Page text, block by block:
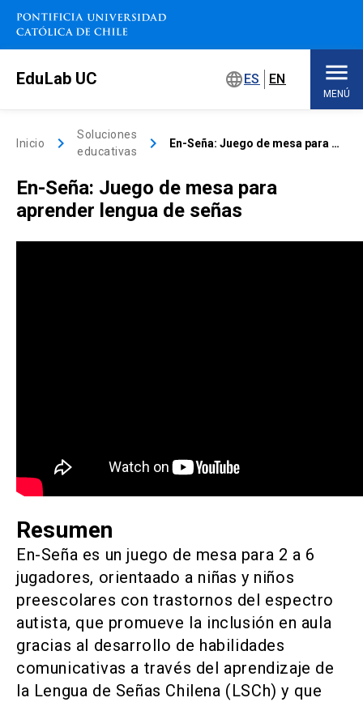
Saltar
contenido
EduLab UC languageES EN
MENÚ
Soluciones educativas
ACCESOS UC
Ir al sitio de la UC
(El
enlace
se
abre
en
nueva
pestaña)
enlace
se
abre
en
nueva
pestaña)
Mi Portal UC
(El
enlace
se
abre
una
nueva
pestaña)
Correo
(El
enlace
se
abre
en
una
nueva
pestaña)
Inicio keyboard_arrow_right
Soluciones
educativas
keyboard_arrow_right En-Seña: Juego de mesa para aprender lengua de señas
En-Seña: Juego de mesa para
aprender lengua de señas
Resumen
En-Seña es un juego de mesa para 2 a 6
jugadores, orientaado a niñas y niños
preescolares con trastornos del espectro
autista, que promueve la inclusión en aula
gracias al desarrollo de habilidades
comunicativas a través del aprendizaje de
la Lengua de Señas Chilena (LSCh) y que